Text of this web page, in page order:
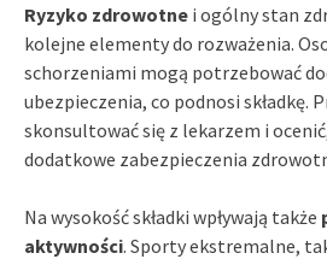
Ryzyko zdrowotne i ogólny stan
kolejne elementy do rozważenia.
schorzeniami mogą potrzebować
ubezpieczenia, co podnosi składkę.
skonsultować się z lekarzem i
dodatkowe zabezpieczenia
Na wysokość składki wpływają także
aktywności. Sporty ekstremalne,